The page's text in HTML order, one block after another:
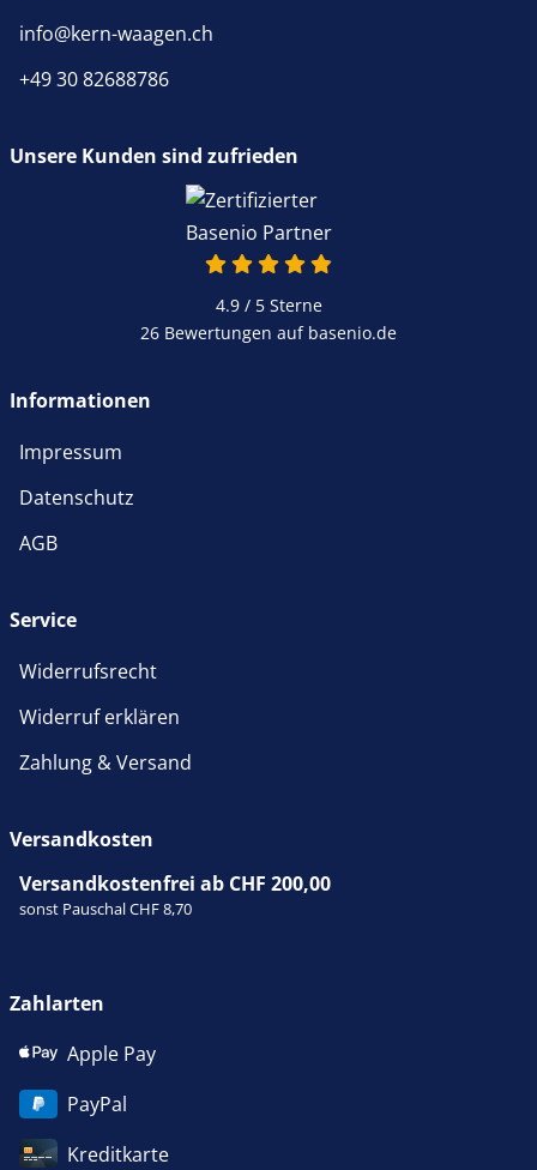
info@kern-waagen.ch
+49 30 82688786
Unsere Kunden sind zufrieden
4.9 von 5
4.9 / 5Sterne
26 Bewertungen auf basenio.de
Informationen
Impressum
Datenschutz
AGB
Service
Widerrufsrecht
Widerruf erklären
Zahlung & Versand
Versandkosten
Versandkostenfrei ab CHF 200,00
sonst Pauschal CHF 8,70
Zahlarten
Apple Pay
PayPal
Kreditkarte